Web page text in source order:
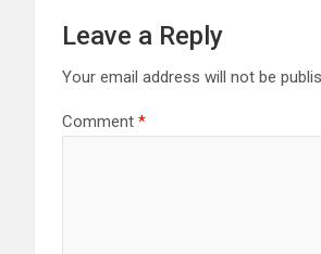
Leave a Reply
Your email address will not be
Comment *